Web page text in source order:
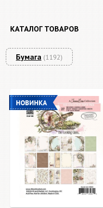
КАТАЛОГ ТОВАРОВ
Бумага (1192)